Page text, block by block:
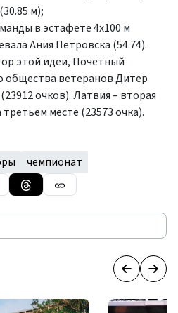
м);
в эстафете 4x100 м
Ания Петровска (54.74).
этой идеи, Почётный
общества ветеранов Дитер
очков). Латвия – вторая
месте (23573 очка).
чемпионат